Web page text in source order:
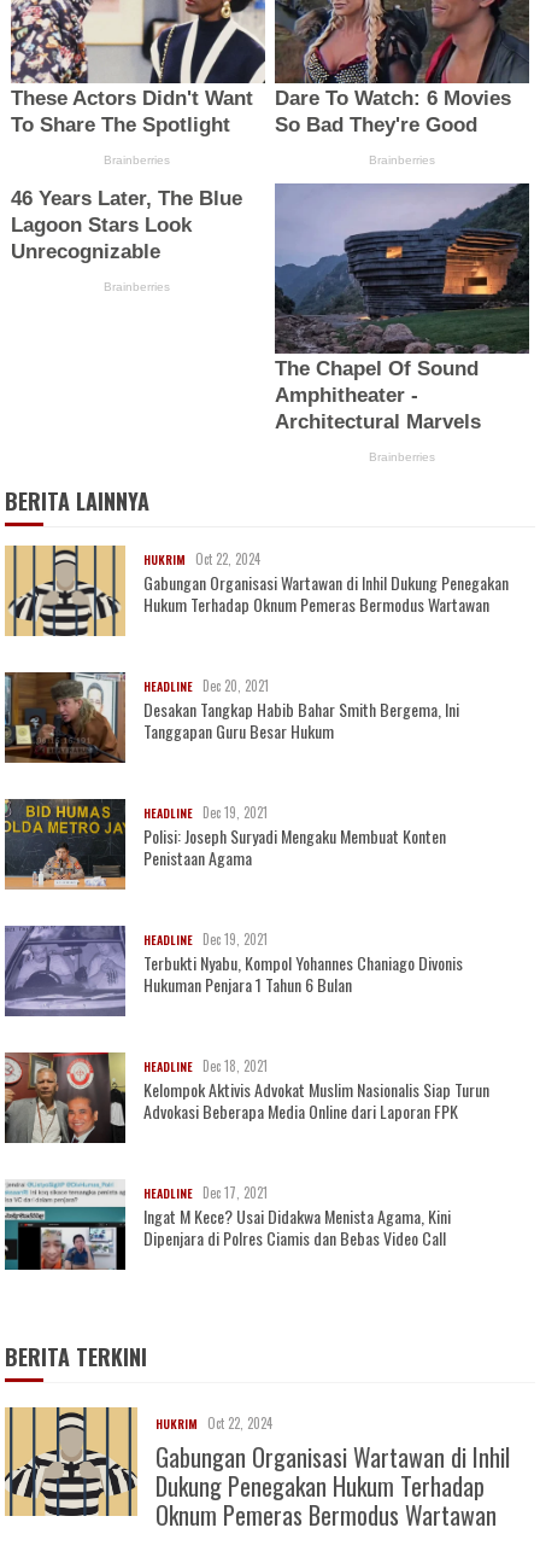
BERITA LAINNYA
HUKRIM Oct 22, 2024
Gabungan Organisasi Wartawan di Inhil Dukung Penegakan
Hukum Terhadap Oknum Pemeras Bermodus Wartawan
HEADLINE Dec 20, 2021
Desakan Tangkap Habib Bahar Smith Bergema, Ini
Tanggapan Guru Besar Hukum
HEADLINE Dec 19, 2021
Polisi: Joseph Suryadi Mengaku Membuat Konten
Penistaan Agama
HEADLINE Dec 19, 2021
Terbukti Nyabu, Kompol Yohannes Chaniago Divonis
Hukuman Penjara 1 Tahun 6 Bulan
HEADLINE Dec 18, 2021
Kelompok Aktivis Advokat Muslim Nasionalis Siap Turun
Advokasi Beberapa Media Online dari Laporan FPK
HEADLINE Dec 17, 2021
Ingat M Kece? Usai Didakwa Menista Agama, Kini
Dipenjara di Polres Ciamis dan Bebas Video Call
BERITA TERKINI
HUKRIM Oct 22, 2024
Gabungan Organisasi Wartawan di Inhil
Dukung Penegakan Hukum Terhadap
Oknum Pemeras Bermodus Wartawan